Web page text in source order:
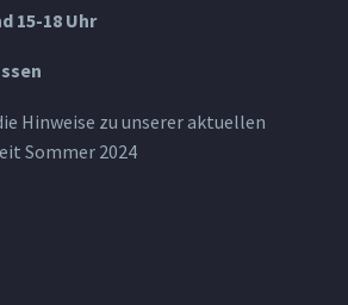
15-18 Uhr
Hinweise zu unserer aktuellen
Sommer 2024